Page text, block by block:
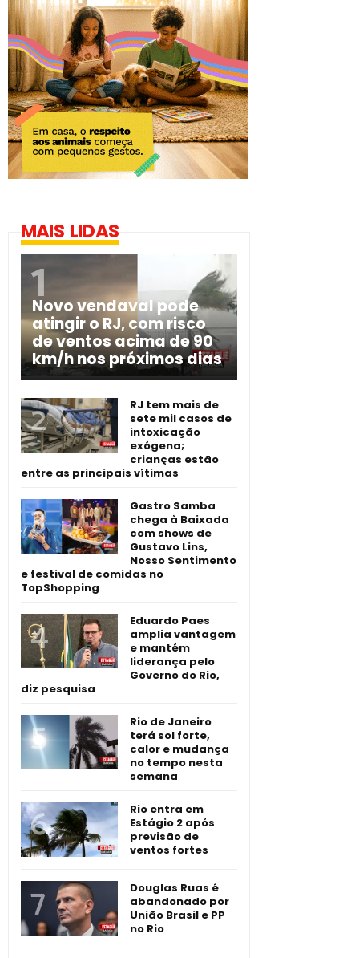
MAIS LIDAS
Novo vendaval pode
atingir o RJ, com risco
de ventos acima de 90
km/h nos próximos dias
RJ tem mais de
sete mil casos de
intoxicação
exógena;
crianças estão
entre as principais vítimas
Gastro Samba
chega à Baixada
com shows de
Gustavo Lins,
Nosso Sentimento
e festival de comidas no
TopShopping
Eduardo Paes
amplia vantagem
e mantém
liderança pelo
Governo do Rio,
diz pesquisa
Rio de Janeiro
terá sol forte,
calor e mudança
no tempo nesta
semana
Rio entra em
Estágio 2 após
previsão de
ventos fortes
Douglas Ruas é
abandonado por
União Brasil e PP
no Rio